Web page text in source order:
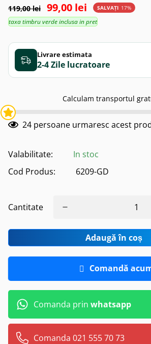
119,00 lei 99,00 lei SALVAȚI 17%
taxa timbru verde inclusa in pret
Livrare estimata
2-4 Zile
Calculam transportul
24 persoane urmaresc acest
Valabilitate:
In stoc
Cod Produs:
6209-GD
Cantitate
Adaugă în coș
Comandă
Comanda prin whatsapp
Comanda 021 555 70 73